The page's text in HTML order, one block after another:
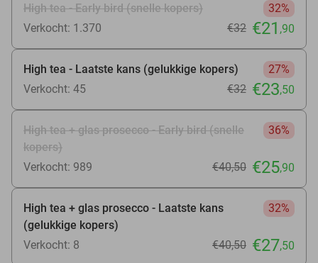
High tea - Early bird (snelle kopers)
32%
Verkocht: 1.370
€32 €21 ,90
High tea - Laatste kans (gelukkige kopers)
27%
Verkocht: 45
€32 €23,50
High tea + glas prosecco - Early bird (snelle
kopers)
36%
Verkocht: 989 €40,50 €25,90
High tea + glas prosecco - Laatste kans
(gelukkige kopers)
32%
Verkocht: 8 €40,50 €27,50